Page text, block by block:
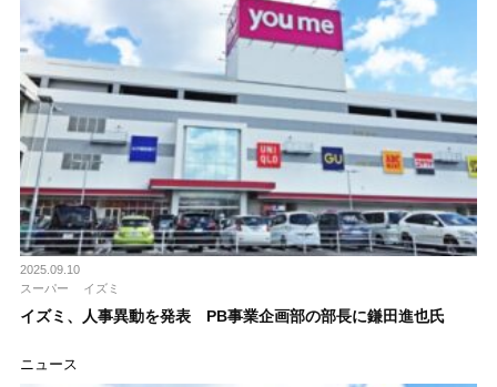
2025.09.10
スーパー
イズミ
イズミ、人事異動を発表 PB事業企画部の部長に鎌田進也氏
ニュース